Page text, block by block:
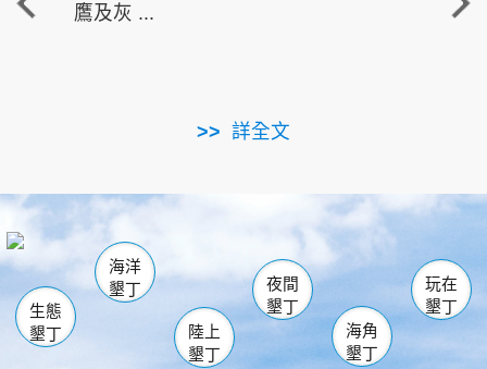
鷹及灰 ...
詳全文
走進
南仁湖
海生館
恆春 佳樂水
龍鑾潭自然中心 森林遊樂區
瓊麻館
關山 墾管處遊客中心
社頂公園 風吹沙
船帆石
白砂 龍磐公園
香蕉灣
砂島
鵝鑾鼻
生態
墾丁
海洋
墾丁
陸上
墾丁
夜間
墾丁
海角
墾丁
玩在
墾丁